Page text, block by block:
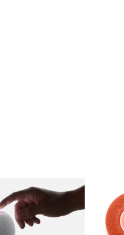
图库 图像